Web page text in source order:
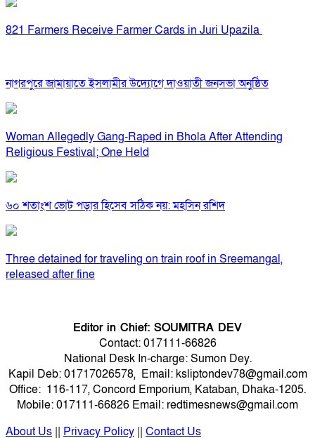
821 Farmers Receive Farmer Cards in Juri Upazila
নাগরপুরে জামায়াতে ইসলামীর উদ্যোগে দাওয়াতী জনসভা অনুষ্ঠিত
Woman Allegedly Gang-Raped in Bhola After Attending
Religious Festival; One Held
৬০ শতাংশ ভোট পড়ার হিসেব সঠিক নয়: মহসিন রশিদ
Three detained for traveling on train roof in Sreemangal,
released after fine
Editor in Chief: SOUMITRA DEV
Contact: 017111-66826
National Desk In-charge: Sumon Dey.
Kapil Deb: 01717026578, Email: ksliptondev78@gmail.com
Office: 116-117, Concord Emporium, Kataban, Dhaka-1205.
Mobile: 017111-66826 Email: redtimesnews@gmail.com
About Us || Privacy Policy || Contact Us